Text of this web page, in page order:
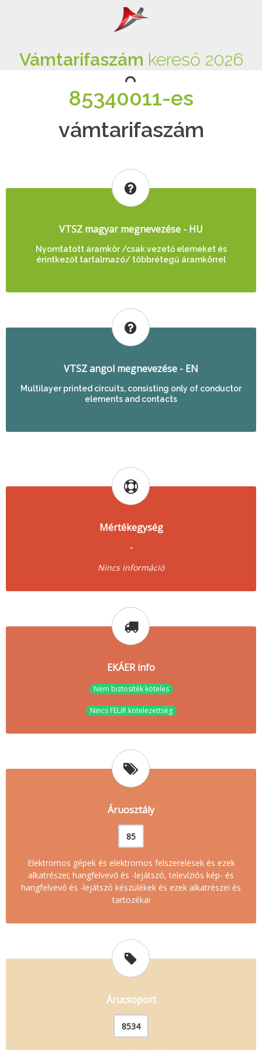
Vámtarifaszám kereső 2026
85340011-es
vámtarifaszám
VTSZ magyar megnevezése - HU
Nyomtatott áramkör /csak vezető elemeket és
érintkezőt tartalmazó/ többrétegű áramkörrel
VTSZ angol megnevezése - EN
Multilayer printed circuits, consisting only of conductor
elements and contacts
Mértékegység
-
Nincs információ
EKÁER info
Nem biztosíték köteles
Nincs FELIR kötelezettség
Áruosztály
85
Elektromos gépek és elektromos felszerelések és ezek
alkatrészei; hangfelvevő és -lejátszó, televíziós kép- és
hangfelvevő és -lejátszó készülékek és ezek alkatrészei és
tartozékai
Árucsoport
8534